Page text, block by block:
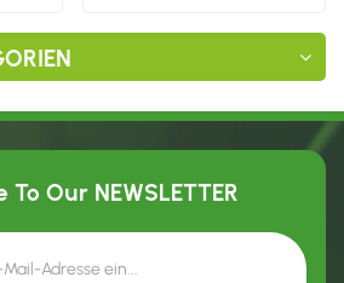
To Our NEWSLETTER